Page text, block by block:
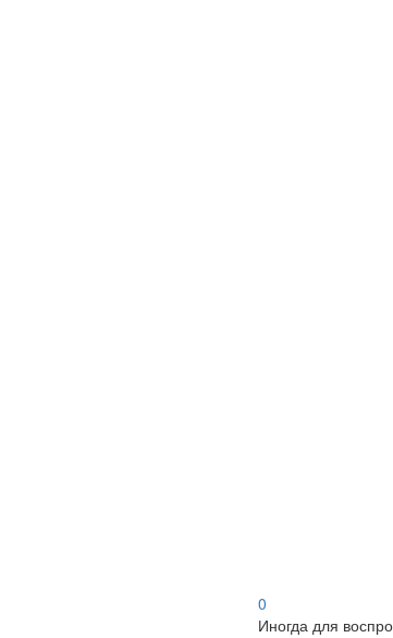
0
Иногда для